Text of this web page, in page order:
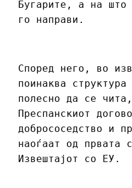
Бугарите, а на што
го направи.
Според него, во
поинаква
полесно да се
Преспанскиот
добрососедство и
наоѓаат од првата
Извештајот со ЕУ.